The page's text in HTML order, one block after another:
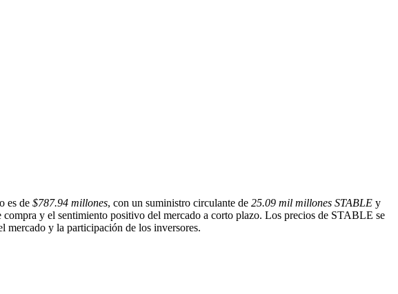
es de $787.94 millones, con un suministro circulante de 25.09 mil millones STABLE y
y el sentimiento positivo del mercado a corto plazo. Los precios de STABLE se
mercado y la participación de los inversores.